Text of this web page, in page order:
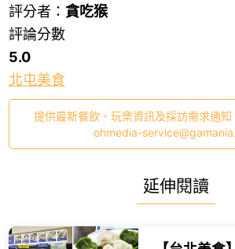
評分者： 貪吃猴
評論分數
5.0
北屯美食
提供最新餐飲、玩樂資訊及採訪需求通
ohmedia-
延伸閱讀